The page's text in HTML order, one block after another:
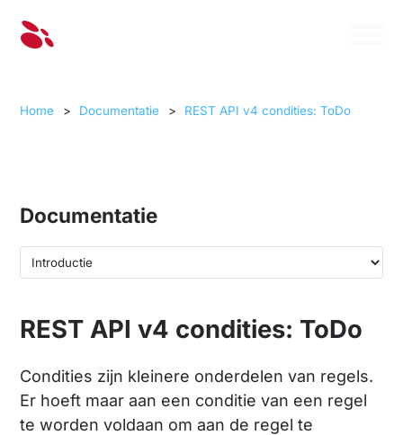
Home > Documentatie > REST API v4 condities: ToDo
Documentatie
REST API v4 condities: ToDo
Condities zijn kleinere onderdelen van regels.
Er hoeft maar aan een conditie van een regel
te worden voldaan om aan de regel te